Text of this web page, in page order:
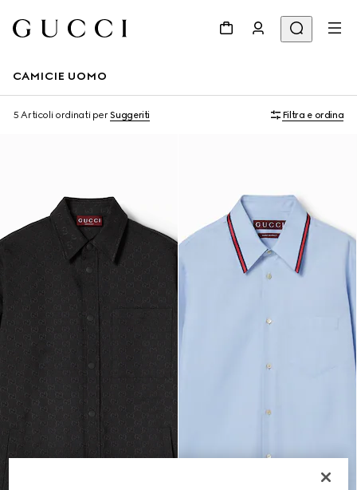
CAMICIE UOMO
5 Articoli ordinati perSuggeriti Filtra e ordina